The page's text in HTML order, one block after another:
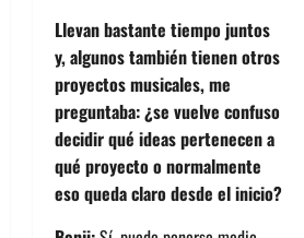
Llevan bastante tiempo juntos
y, algunos también tienen otros
proyectos musicales, me
preguntaba: ¿se vuelve confuso
decidir qué ideas pertenecen a
qué proyecto o normalmente
eso queda claro desde el inicio?